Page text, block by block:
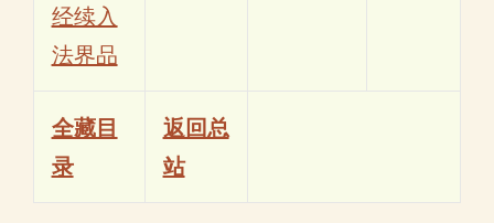
经续入
法界品
全藏目
录
返回总
站